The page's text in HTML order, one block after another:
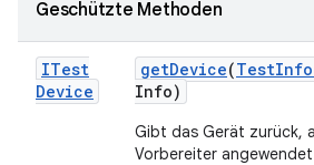
Geschützte Methoden
ITest
Device
getDevice(Test
Info)
Gibt das Gerät zurück,
Vorbereiter